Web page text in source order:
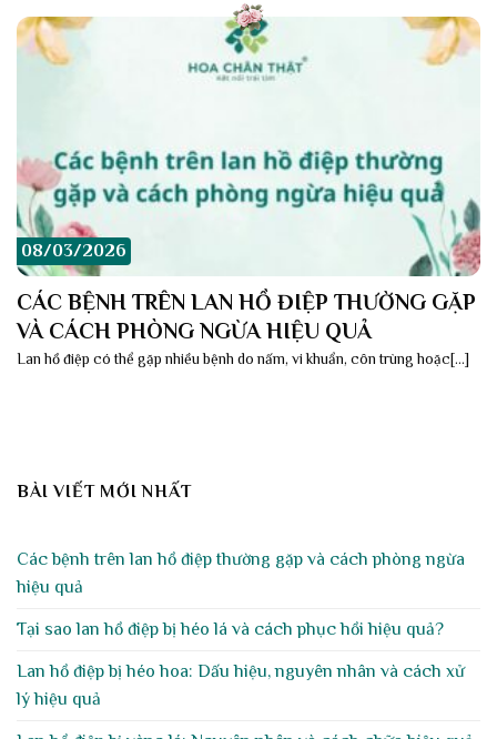
CÁC BỆNH TRÊN LAN HỒ ĐIỆP THƯỜNG GẶP
VÀ CÁCH PHÒNG NGỪA HIỆU QUẢ
08/03/2026
Lan hồ điệp có thể gặp nhiều bệnh do nấm, vi khuẩn, côn trùng hoặc[...]
BÀI VIẾT MỚI NHẤT
Các bệnh trên lan hồ điệp thường gặp và cách phòng ngừa
hiệu quả
Tại sao lan hồ điệp bị héo lá và cách phục hồi hiệu quả?
Lan hồ điệp bị héo hoa: Dấu hiệu, nguyên nhân và cách xử
lý hiệu quả